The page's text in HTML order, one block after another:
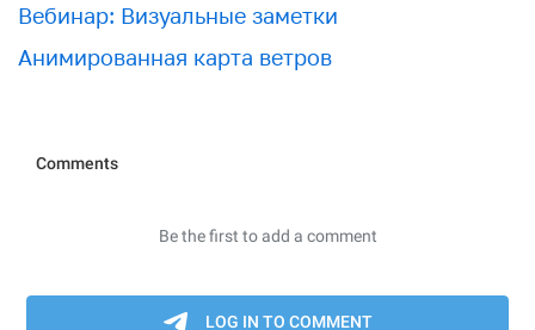
Вебинар: Визуальные заметки
Анимированная карта ветров